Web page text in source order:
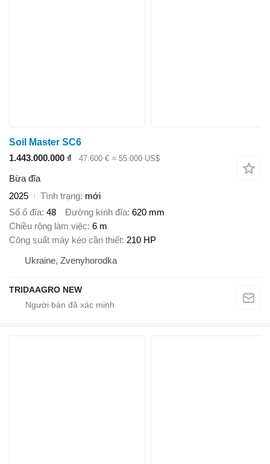
Soil Master SC6
1.443.000.000 ₫
47.600 € ≈ 55.000 US$
Bừa đĩa
2025
Tình trạng mới
Số ổ đĩa 48 Đường kính đĩa 620 mm
Chiều rộng làm việc 6 m
Công suất máy kéo cần thiết 210 HP
Ukraine, Zvenyhorodka
TRIDAAGRO NEW